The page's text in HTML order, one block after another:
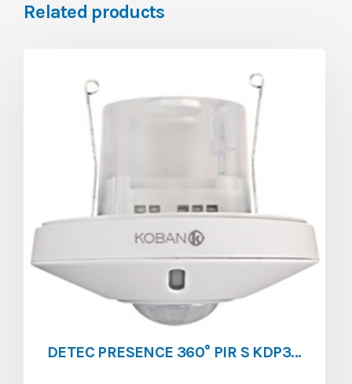
Related products
DETEC PRESENCE 360° PIR S KDP3 S ESCLAVE AVEC KDP 3